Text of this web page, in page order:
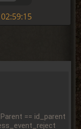
== id_parent